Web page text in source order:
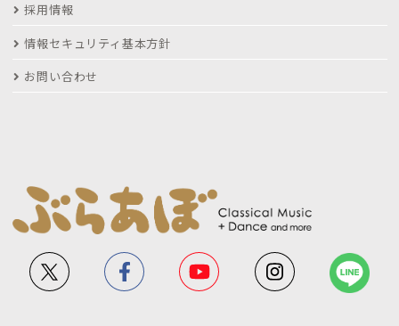
採用情報
情報セキュリティ基本方針
お問い合わせ